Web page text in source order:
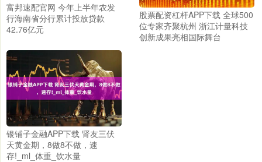
富邦速配官网 今年上半年农发
行海南省分行累计投放贷款
42.76亿元
股票配资杠杆APP下载 全球500
位专家齐聚杭州 浙江计量科技
创新成果亮相国际舞台
银铺子金融APP下载 肾友三伏
天黄金期，8做8不做，速
存!_ml_体重_饮水量